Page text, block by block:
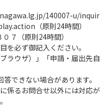
140007-u/inquir
（原則24時間）
７（原則24時間）
を必ず御記入ください。
ラウザ）」「申請・届出先自
できない場合があります。
係るお問合せ以外には対応が